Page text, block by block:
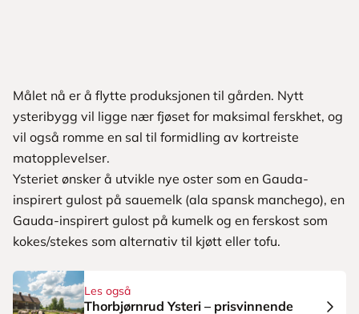
Målet nå er å flytte produksjonen til gården. Nytt
ysteribygg vil ligge nær fjøset for maksimal ferskhet, og
vil også romme en sal til formidling av kortreiste
matopplevelser.
Ysteriet ønsker å utvikle nye oster som en Gauda-
inspirert gulost på sauemelk (ala spansk manchego), en
Gauda-inspirert gulost på kumelk og en ferskost som
kokes/stekes som alternativ til kjøtt eller tofu.
Les også
Thorbjørnrud Ysteri – prisvinnende